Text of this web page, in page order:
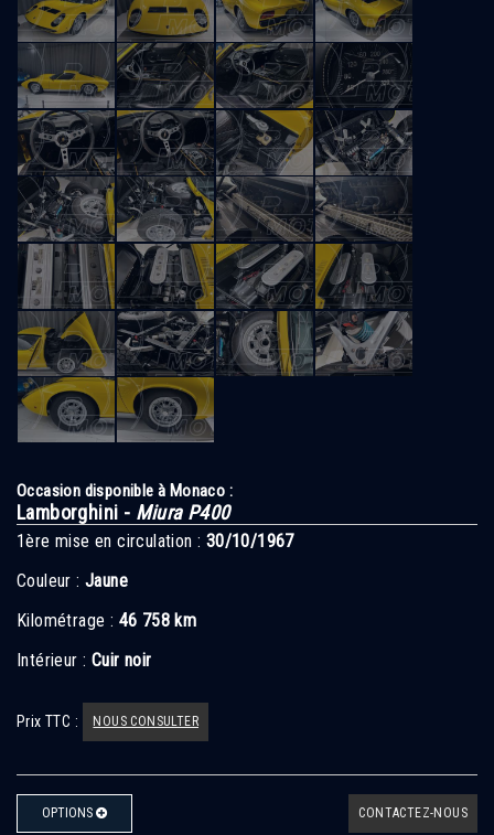
Occasion disponible à Monaco :
Lamborghini - Miura P400
1ère mise en circulation : 30/10/1967
Couleur : Jaune
Kilométrage : 46 758 km
Intérieur : Cuir noir
Prix TTC : NOUS CONSULTER
OPTIONS CONTACTEZ-NOUS